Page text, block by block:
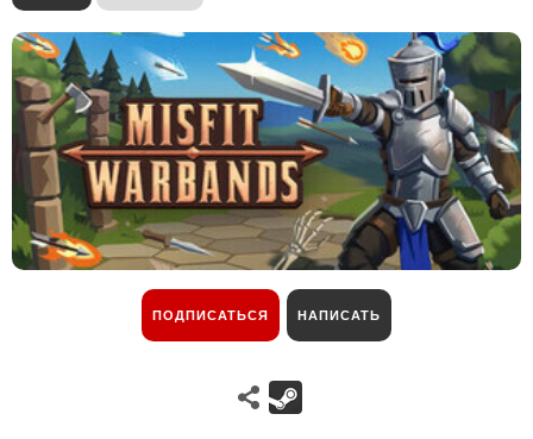
ПОДПИСАТЬСЯ НАПИСАТЬ